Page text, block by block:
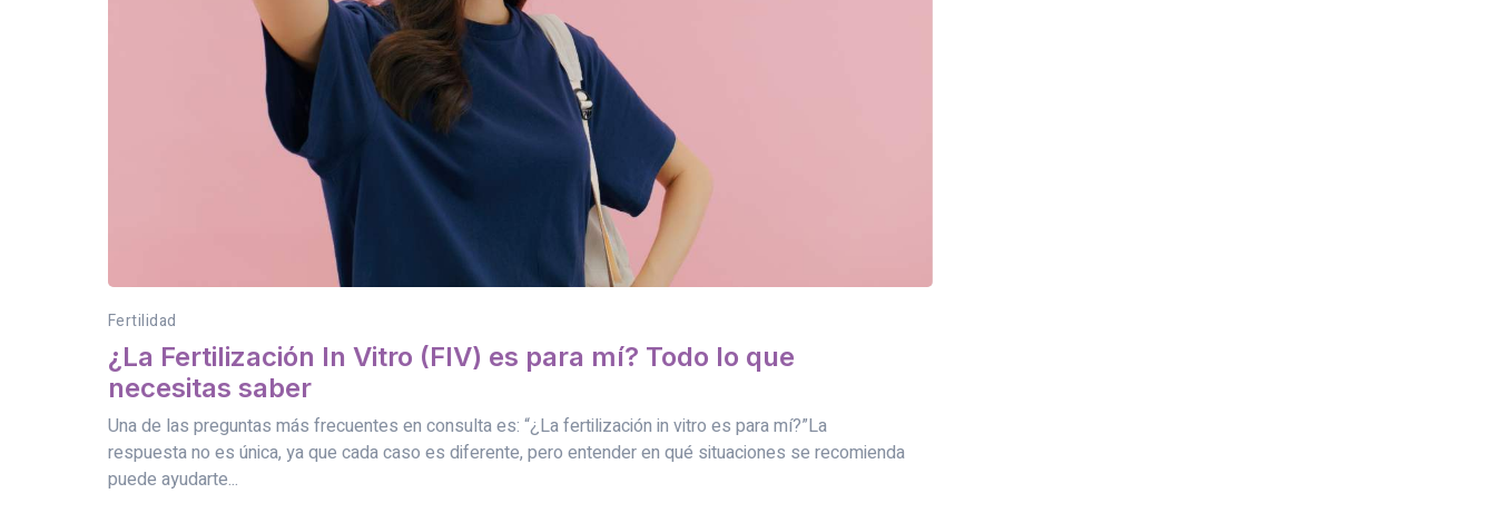
Fertilidad
¿La Fertilización In Vitro (FIV) es para mí? Todo lo que
necesitas saber
Una de las preguntas más frecuentes en consulta es: “¿La fertilización in vitro es para mí?”La
respuesta no es única, ya que cada caso es diferente, pero entender en qué situaciones se recomienda
puede ayudarte...